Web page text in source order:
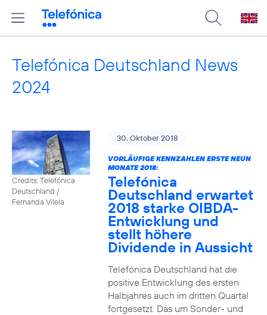
Telefónica Deutschland News
2024
Credits: Telefónica
Deutschland /
Fernanda Vilela
30. Oktober 2018
VORLÄUFIGE KENNZAHLEN ERSTE NEUN
MONATE 2018:
Telefónica
Deutschland erwartet
2018 starke OIBDA-
Entwicklung und
stellt höhere
Dividende in Aussicht
Telefónica Deutschland hat die
positive Entwicklung des ersten
Halbjahres auch im dritten Quartal
fortgesetzt. Das um Sonder- und